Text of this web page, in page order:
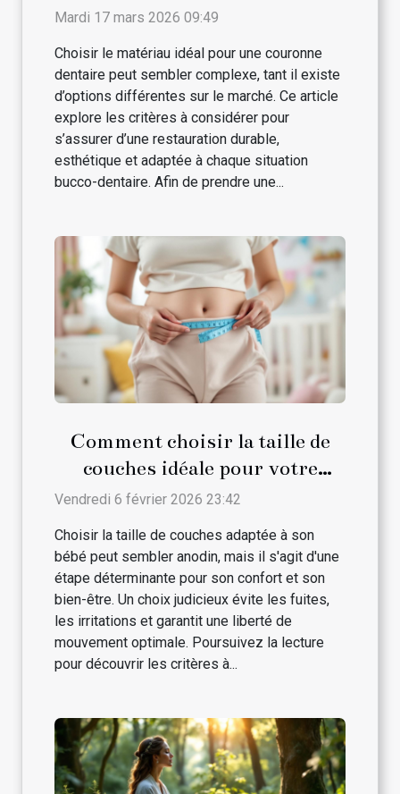
dentaire ?
Mardi 17 mars 2026 09:49
Choisir le matériau idéal pour une couronne
dentaire peut sembler complexe, tant il existe
d’options différentes sur le marché. Ce article
explore les critères à considérer pour
s’assurer d’une restauration durable,
esthétique et adaptée à chaque situation
bucco-dentaire. Afin de prendre une...
Comment choisir la taille de
couches idéale pour votre
bébé?
Vendredi 6 février 2026 23:42
Choisir la taille de couches adaptée à son
bébé peut sembler anodin, mais il s'agit d'une
étape déterminante pour son confort et son
bien-être. Un choix judicieux évite les fuites,
les irritations et garantit une liberté de
mouvement optimale. Poursuivez la lecture
pour découvrir les critères à...